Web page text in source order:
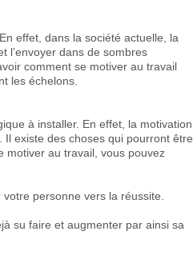
effet, dans la société actuelle, la
l’envoyer dans de sombres
comment se motiver au travail
les échelons.
à installer. En effet, la motivation
existe des choses qui pourront être
motiver au travail, vous pouvez
personne vers la réussite.
su faire et augmenter par ainsi sa